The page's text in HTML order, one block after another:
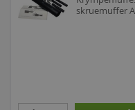
skruemuffer